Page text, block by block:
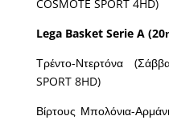
COSMOTE SPORT 4HD)
Lega Basket Serie A
Τρέντο-Ντερτόνα
SPORT 8HD)
Βίρτους Μπολόνια-